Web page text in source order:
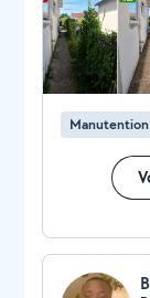
Manutention